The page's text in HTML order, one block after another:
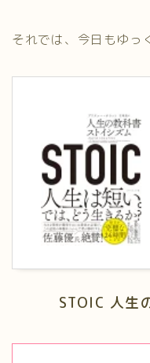
それでは、今日もゆっ
STOIC 人生